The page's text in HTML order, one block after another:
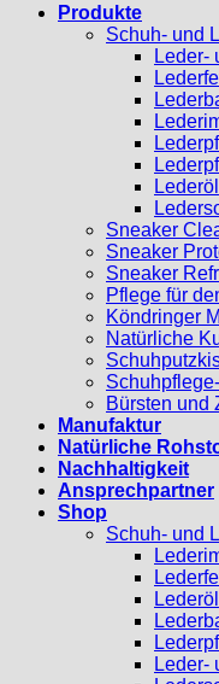
Produkte
Schuh- und
Leder-
Lederöl
Sneaker
Sneaker
Sneaker
Pflege für
Köndringer
Natürliche
Bürsten und
Manufaktur
Natürliche
Nachhaltigkeit
Ansprechpartner
Shop
Schuh- und
Lederöl
Leder-